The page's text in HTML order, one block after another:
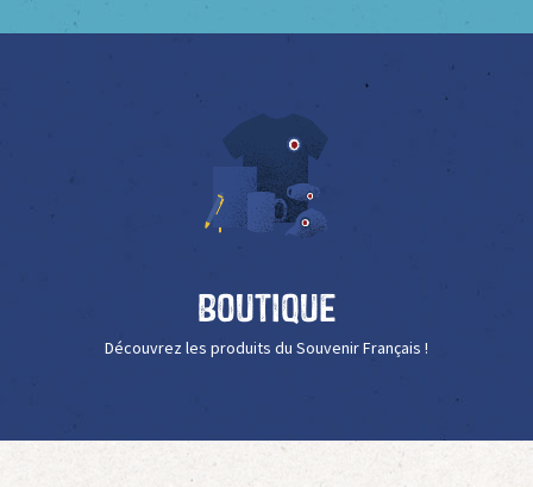
Boutique
Découvrez les produits du Souvenir Français !